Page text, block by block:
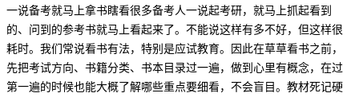
一说备考就马上拿书瞎看很多备考人一说起考研，就马上抓起看到
的、问到的参考书就马上看起来了。不能说这样有多不好，但这样很
耗时。我们常说看书有法，特别是应试教育。因此在草草看书之前，
先把考试方向、书籍分类、书本目录过一遍，做到心里有概念，在过
第一遍的时候也能大概了解哪些重点要细看，不会盲目。教材死记硬